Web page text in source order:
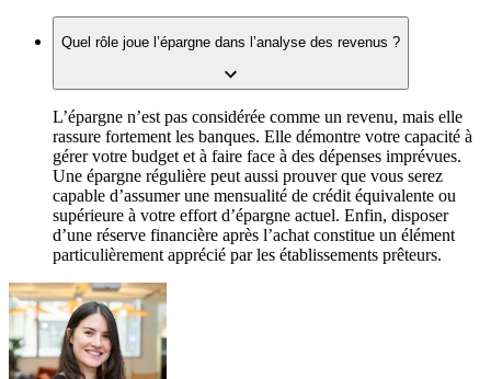
Quel rôle joue l’épargne dans l’analyse des revenus ?
L’épargne n’est pas considérée comme un revenu, mais elle
rassure fortement les banques. Elle démontre votre capacité à
gérer votre budget et à faire face à des dépenses imprévues.
Une épargne régulière peut aussi prouver que vous serez
capable d’assumer une mensualité de crédit équivalente ou
supérieure à votre effort d’épargne actuel. Enfin, disposer
d’une réserve financière après l’achat constitue un élément
particulièrement apprécié par les établissements prêteurs.